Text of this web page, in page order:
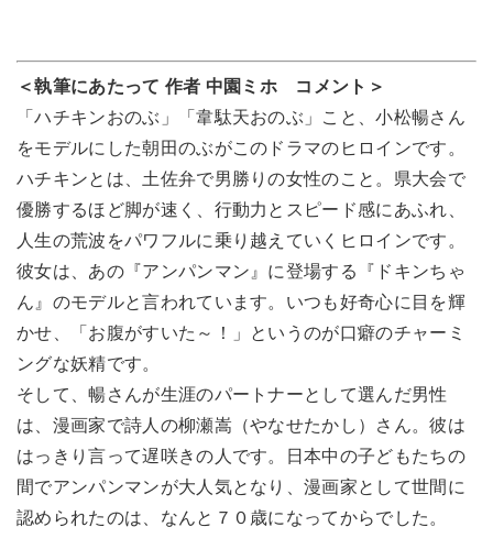
＜執筆にあたって 作者 中園ミホ コメント＞
「ハチキンおのぶ」「韋駄天おのぶ」こと、小松暢さん
をモデルにした朝田のぶがこのドラマのヒロインです。
ハチキンとは、土佐弁で男勝りの女性のこと。県大会で
優勝するほど脚が速く、行動力とスピード感にあふれ、
人生の荒波をパワフルに乗り越えていくヒロインです。
彼女は、あの『アンパンマン』に登場する『ドキンちゃ
ん』のモデルと言われています。いつも好奇心に目を輝
かせ、「お腹がすいた～！」というのが口癖のチャーミ
ングな妖精です。
そして、暢さんが生涯のパートナーとして選んだ男性
は、漫画家で詩人の柳瀬嵩（やなせたかし）さん。彼は
はっきり言って遅咲きの人です。日本中の子どもたちの
間でアンパンマンが大人気となり、漫画家として世間に
認められたのは、なんと７０歳になってからでした。